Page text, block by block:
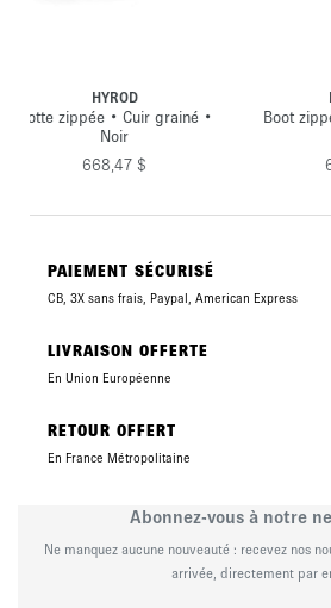
Boot zippée • Cuir Vernis •
669,49 $
PAIEMENT SÉCURISÉ
CB, 3X sans frais, Paypal, American Express
LIVRAISON OFFERTE
En Union Européenne
RETOUR OFFERT
En France Métropolitaine
Abonnez-vous à notre
Ne manquez aucune nouveauté : recevez nos
arrivée, directement par